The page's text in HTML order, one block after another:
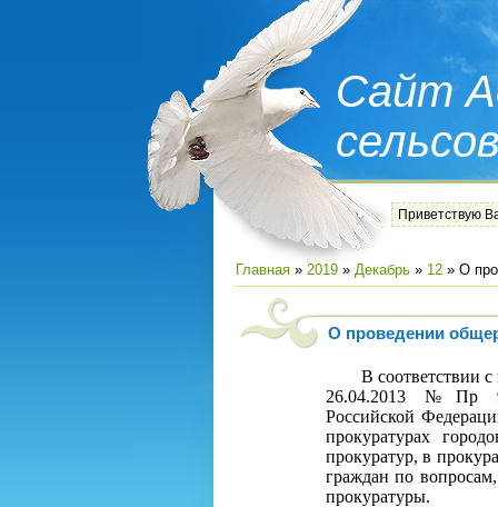
Сайт
Приветствую
Главная » 2019 » Декабрь » 12 » О
О проведении
В соответствии с
26.04.2013 №Пр
Российской
прокуратурах
прокуратур, в
граждан по
прокуратуры.